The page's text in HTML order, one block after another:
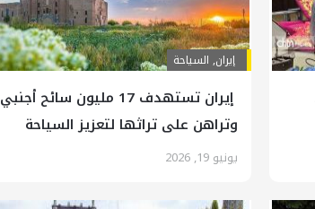
إيران, السياحة
إيران تستهدف 17 مليون سائح أجنبي
وتراهن على تراثها لتعزيز السياحة
العالمية
يونيو 19, 2026